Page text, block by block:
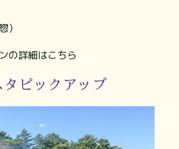
）
の詳細はこちら
タピックアップ